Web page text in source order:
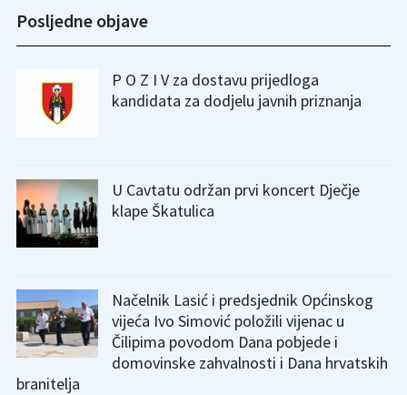
Posljedne objave
P O Z I V za dostavu prijedloga
kandidata za dodjelu javnih priznanja
U Cavtatu održan prvi koncert Dječje
klape Škatulica
Načelnik Lasić i predsjednik Općinskog
vijeća Ivo Simović položili vijenac u
Čilipima povodom Dana pobjede i
domovinske zahvalnosti i Dana hrvatskih
branitelja